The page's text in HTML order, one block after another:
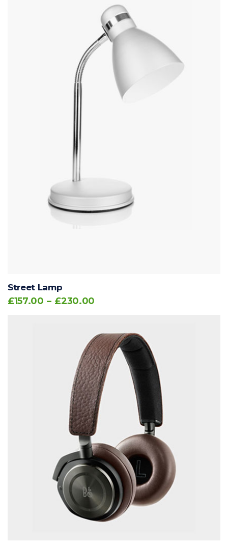
Street Lamp
£157.00 – £230.00